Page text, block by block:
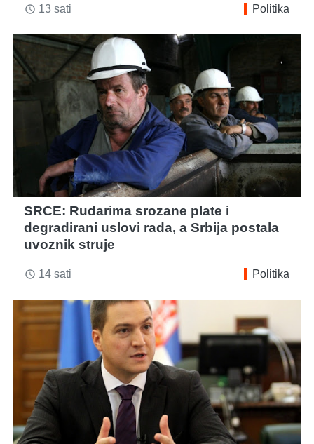
access_time 13 sati Politika
SRCE: Rudarima srozane plate i
degradirani uslovi rada, a Srbija postala
uvoznik struje
access_time 14 sati Politika